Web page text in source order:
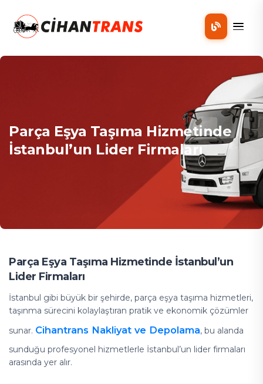
Mobil
Parça Eşya Taşıma Hizmetinde
İstanbul’un Lider Firmaları
Parça Eşya Taşıma Hizmetinde İstanbul’un
Lider Firmaları
İstanbul gibi büyük bir şehirde, parça eşya taşıma hizmetleri,
taşınma sürecini kolaylaştıran pratik ve ekonomik çözümler
sunar. Cihantrans Nakliyat ve Depolama, bu alanda
sunduğu profesyonel hizmetlerle İstanbul’un lider firmaları
arasında yer alır.